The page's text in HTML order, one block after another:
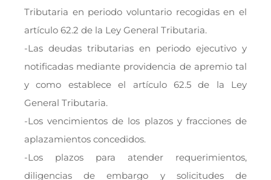
Tributaria en periodo voluntario recogidas en el
artículo 62.2 de la Ley General Tributaria.
-Las deudas tributarias en periodo ejecutivo y
notificadas mediante providencia de apremio tal
y como establece el artículo 62.5 de la Ley
General Tributaria.
-Los vencimientos de los plazos y fracciones de
aplazamientos concedidos.
-Los plazos para atender requerimientos,
diligencias de embargo y solicitudes de